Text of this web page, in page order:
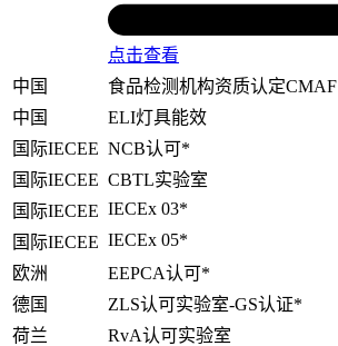
点击查看
中国
食品检测机构资质认定CMAF
中国
ELI灯具能效
国际IECEE NCB认可*
国际IECEE CBTL实验室
国际IECEE IECEx 03*
国际IECEE IECEx 05*
欧洲
EEPCA认可*
德国
ZLS认可实验室-GS认证*
荷兰
RvA认可实验室